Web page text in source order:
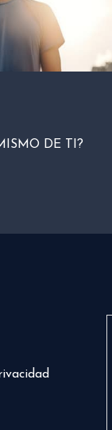
DE TI?